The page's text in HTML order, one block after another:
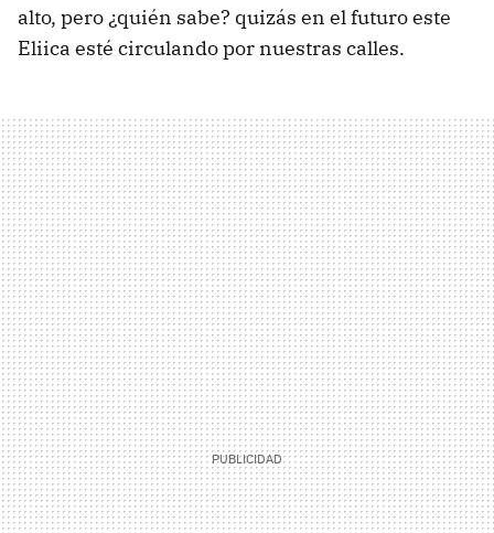
alto, pero ¿quién sabe? quizás en el futuro este
Eliica esté circulando por nuestras calles.